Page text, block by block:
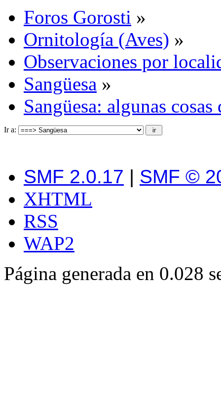
Foros Gorosti »
Ornitología (Aves) »
Observaciones por
Sangüesa »
Sangüesa: algunas
Ir a:
SMF 2.0.17 | SMF ©
XHTML
RSS
WAP2
Página generada en 0.028